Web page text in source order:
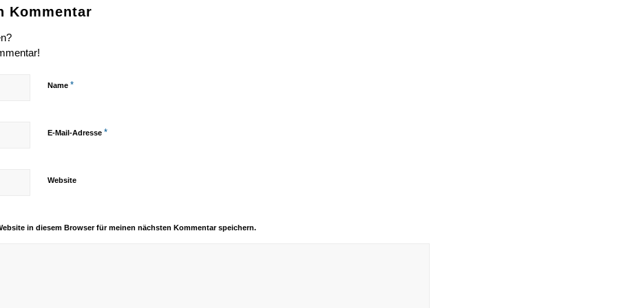
Kommentar
Name *
E-Mail-Adresse *
Website
in diesem Browser für meinen nächsten Kommentar speichern.